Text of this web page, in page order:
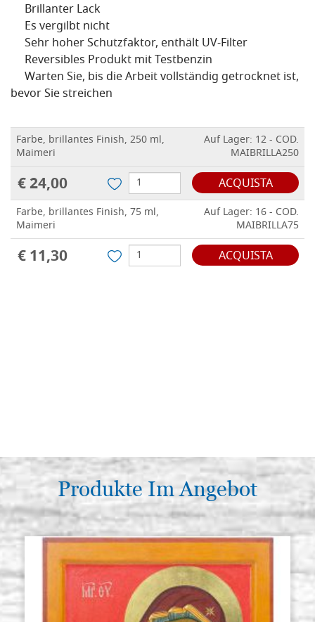
Brillanter Lack
Es vergilbt nicht
Sehr hoher Schutzfaktor, enthält UV-Filter
Reversibles Produkt mit Testbenzin
Warten Sie, bis die Arbeit vollständig getrocknet ist,
bevor Sie streichen
Farbe, brillantes Finish, 250 ml,
Maimeri
Auf Lager: 12 - COD.
MAIBRILLA250
€ 24,00 ACQUISTA
Farbe, brillantes Finish, 75 ml,
Maimeri
Auf Lager: 16 - COD.
MAIBRILLA75
€ 11,30 ACQUISTA
Produkte Im Angebot